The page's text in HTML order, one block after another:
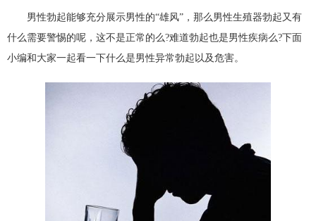
男性勃起能够充分展示男性的“雄风”，那么男性生殖器勃起又有
什么需要警惕的呢，这不是正常的么?难道勃起也是男性疾病么?下面
小编和大家一起看一下什么是男性异常勃起以及危害。